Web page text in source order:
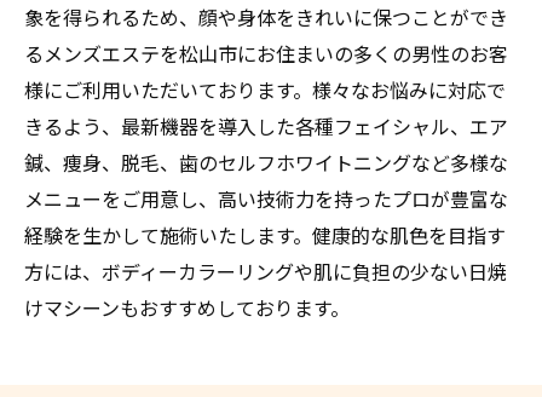
象を得られるため、顔や身体をきれいに保つことができ
るメンズエステを松山市にお住まいの多くの男性のお客
様にご利用いただいております。様々なお悩みに対応で
きるよう、最新機器を導入した各種フェイシャル、エア
鍼、痩身、脱毛、歯のセルフホワイトニングなど多様な
メニューをご用意し、高い技術力を持ったプロが豊富な
経験を生かして施術いたします。健康的な肌色を目指す
方には、ボディーカラーリングや肌に負担の少ない日焼
けマシーンもおすすめしております。